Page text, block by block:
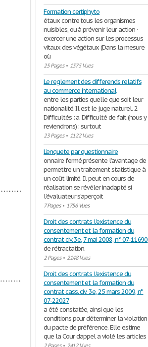
Formation certiphyto
étaux contre tous les organismes
nuisibles, ou à prévenir leur action ·
exercer une action sur les processus
vitaux des végétaux (Dans la mesure
où
25 Pages• 1375 Vues
Le reglement des differends relatifs
au commerce international
entre les parties quelle que soit leur
nationalité. Il est le juge naturel. 2.
Difficultés : a. Difficulté de fait (nous y
reviendrons) : surtout
23 Pages• 1122 Vues
L’enquete par questionnaire
onnaire fermé présente l’avantage de
permettre un traitement statistique à
un coût limité. Il peut en cours de
réalisation se révéler inadapté si
l’évaluateur s’aperçoit
7 Pages• 1756 Vues
Droit des contrats l'existence du
consentement et la formation du
contrat civ. 3e, 7 mai 2008, n° 07-11690
de rétractation.
2 Pages• 2148 Vues
Droit des contrats l'existence du
consentement et la formation du
contrat cass. civ. 3e, 25 mars 2009, n°
07-22027
a été constatée, ainsi que les
conditions pour déterminer la violation
du pacte de préférence. Elle estime
que la Cour d’appel a violé les articles
2 Pages• 2412 Vues